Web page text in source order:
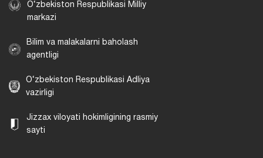
O‘zbekiston Respublikasi Milliy
markazi
Bilim va malakalarni baholash
agentligi
O‘zbekiston Respublikasi Adliya
vazirligi
Jizzax viloyati hokimligining rasmiy
sayti